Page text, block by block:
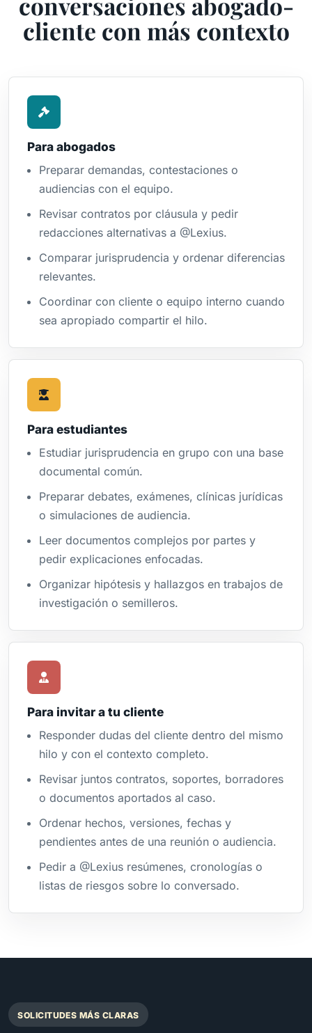
cliente con más contexto
Para abogados
Preparar demandas, contestaciones o
audiencias con el equipo.
Revisar contratos por cláusula y pedir
redacciones alternativas a @Lexius.
Comparar jurisprudencia y ordenar diferencias
relevantes.
Coordinar con cliente o equipo interno cuando
sea apropiado compartir el hilo.
Para estudiantes
Estudiar jurisprudencia en grupo con una base
documental común.
Preparar debates, exámenes, clínicas jurídicas
o simulaciones de audiencia.
Leer documentos complejos por partes y
pedir explicaciones enfocadas.
Organizar hipótesis y hallazgos en trabajos de
investigación o semilleros.
Para invitar a tu cliente
Responder dudas del cliente dentro del mismo
hilo y con el contexto completo.
Revisar juntos contratos, soportes, borradores
o documentos aportados al caso.
Ordenar hechos, versiones, fechas y
pendientes antes de una reunión o audiencia.
Pedir a @Lexius resúmenes, cronologías o
listas de riesgos sobre lo conversado.
SOLICITUDES MÁS CLARAS